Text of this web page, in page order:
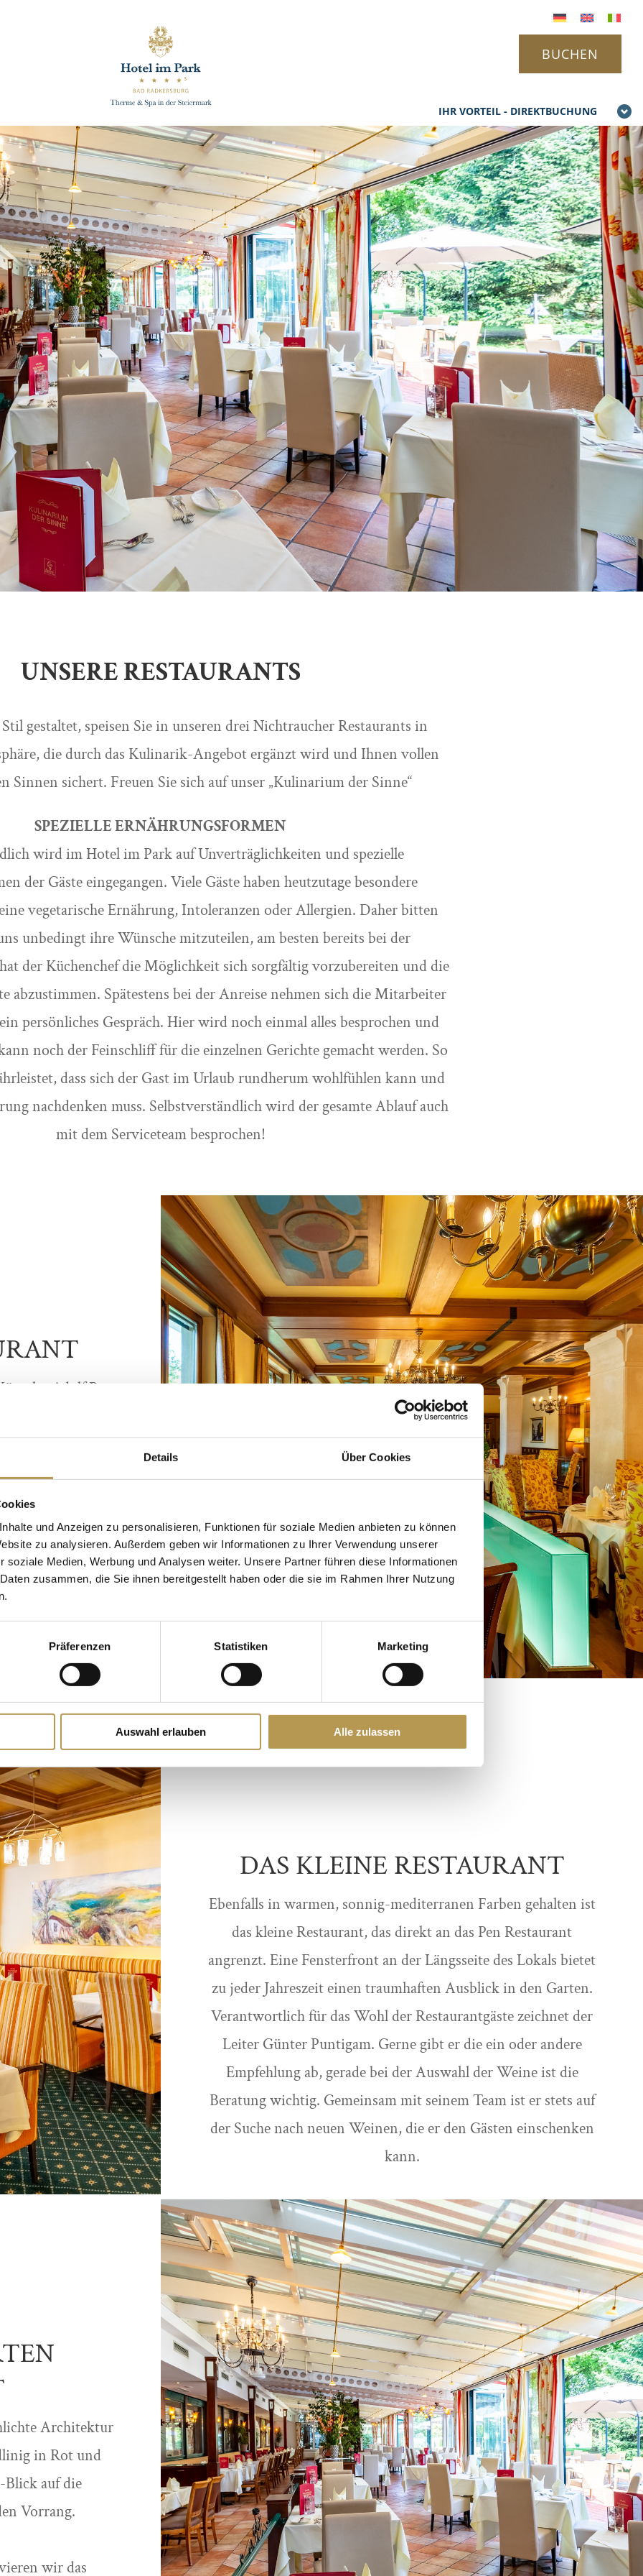
Details Über Cookies
und Anzeigen zu personalisieren, Funktionen für soziale Medien anbieten zu können
zu analysieren. Außerdem geben wir Informationen zu Ihrer Verwendung unserer
soziale Medien, Werbung und Analysen weiter. Unsere Partner führen diese Informationen
zusammen, die Sie ihnen bereitgestellt haben oder die sie im Rahmen Ihrer Nutzung
Präferenzen Statistiken Marketing
Auswahl erlauben Alle zulassen
IHR VORTEIL - DIREKTBUCHUNG
BUCHEN
UNSERE RESTAURANTS
gestaltet, speisen Sie in unseren drei Nichtraucher Restaurants in
die durch das Kulinarik-Angebot ergänzt wird und Ihnen vollen
Sinnen sichert. Freuen Sie sich auf unser „Kulinarium der Sinne“
SPEZIELLE ERNÄHRUNGSFORMEN
wird im Hotel im Park auf Unverträglichkeiten und spezielle
der Gäste eingegangen. Viele Gäste haben heutzutage besondere
vegetarische Ernährung, Intoleranzen oder Allergien. Daher bitten
unbedingt ihre Wünsche mitzuteilen, am besten bereits bei der
der Küchenchef die Möglichkeit sich sorgfältig vorzubereiten und die
abzustimmen. Spätestens bei der Anreise nehmen sich die Mitarbeiter
persönliches Gespräch. Hier wird noch einmal alles besprochen und
noch der Feinschliff für die einzelnen Gerichte gemacht werden. So
dass sich der Gast im Urlaub rundherum wohlfühlen kann und
nachdenken muss. Selbstverständlich wird der gesamte Ablauf auch
mit dem Serviceteam besprochen!
Adolf Pen
sowie im
Sobotka und
Im
die Sie auch
präsentiert der
Bild, das sich
Die Einrichtung
Flair
ab 18 Uhr
DAS KLEINE RESTAURANT
Ebenfalls in warmen, sonnig-mediterranen Farben gehalten ist
das kleine Restaurant, das direkt an das Pen Restaurant
angrenzt. Eine Fensterfront an der Längsseite des Lokals bietet
zu jeder Jahreszeit einen traumhaften Ausblick in den Garten.
Verantwortlich für das Wohl der Restaurantgäste zeichnet der
Leiter Günter Puntigam. Gerne gibt er die ein oder andere
Empfehlung ab, gerade bei der Auswahl der Weine ist die
Beratung wichtig. Gemeinsam mit seinem Team ist er stets auf
der Suche nach neuen Weinen, die er den Gästen einschenken
kann.
Architektur
in Rot und
Blick auf die
Vorrang.
wir das